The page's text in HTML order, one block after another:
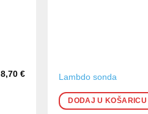
8,70€ Lambdo sonda
DODAJ U KOŠARICU